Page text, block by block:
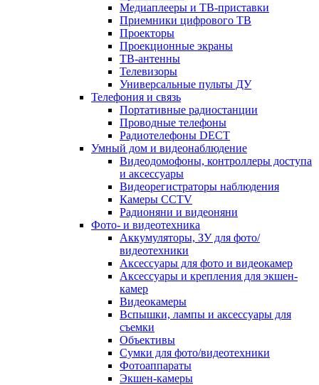
Медиаплееры и ТВ-приставки
Приемники цифрового ТВ
Проекторы
Проекционные экраны
ТВ-антенны
Телевизоры
Универсальные пульты ДУ
Телефония и связь
Портативные радиостанции
Проводные телефоны
Радиотелефоны DECT
Умный дом и видеонаблюдение
Видеодомофоны, контроллеры доступа
и аксессуары
Видеорегистраторы наблюдения
Камеры CCTV
Радионяни и видеоняни
Фото- и видеотехника
Аккумуляторы, ЗУ для фото/
видеотехники
Аксессуары для фото и видеокамер
Аксессуары и крепления для экшен-
камер
Видеокамеры
Вспышки, лампы и аксессуары для
съемки
Объективы
Сумки для фото/видеотехники
Фотоаппараты
Экшен-камеры